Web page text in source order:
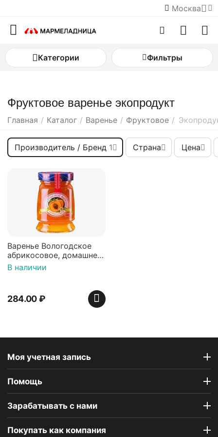
Москва
Категории Фильтры
Фруктовое варенье экопродукт
Главная / Каталог / Варенье / Фруктовое /
Производитель / Бренд 1 Страна Цена
Варенье Вологодское
абрикосовое, домашнее,
370 г
В наличии
284.00₽
Моя учетная запись
Помощь
Зарабатывать с нами
Покупать как компания